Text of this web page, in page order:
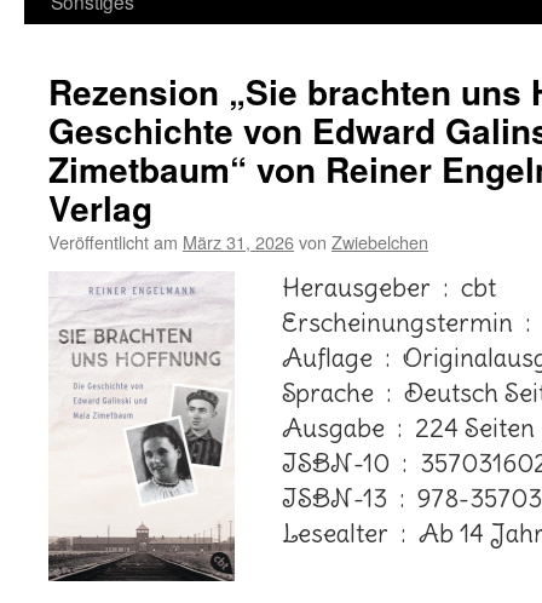
Rezension „Sie brachten uns
Geschichte von Edward
Zimetbaum“ von Reiner
Verlag
Veröffentlicht am März 31, 2026von Zwiebelchen
Herausgeber ‏ : ‎ cbt
Auflage ‏ :
Sprache ‏ : ‎ Deutsch Seitenzahl der Print-
Ausgabe ‏ : ‎ 224 Seiten
ISBN-10 ‏ :
ISBN-13 ‏ : ‎ 978-
Lesealter ‏ : ‎ Ab 14